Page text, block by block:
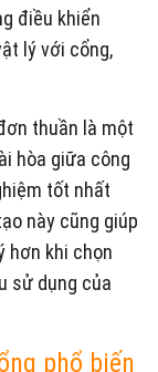
điều khiển
lý với cổng,
thuần là một
hòa giữa công
tốt nhất
này cũng giúp
hơn khi chọn
sử dụng của
phổ biến